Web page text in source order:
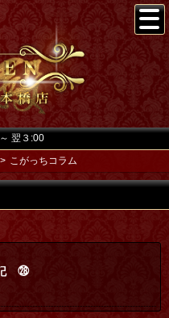
翌３:00
こがっちコラム
㉘